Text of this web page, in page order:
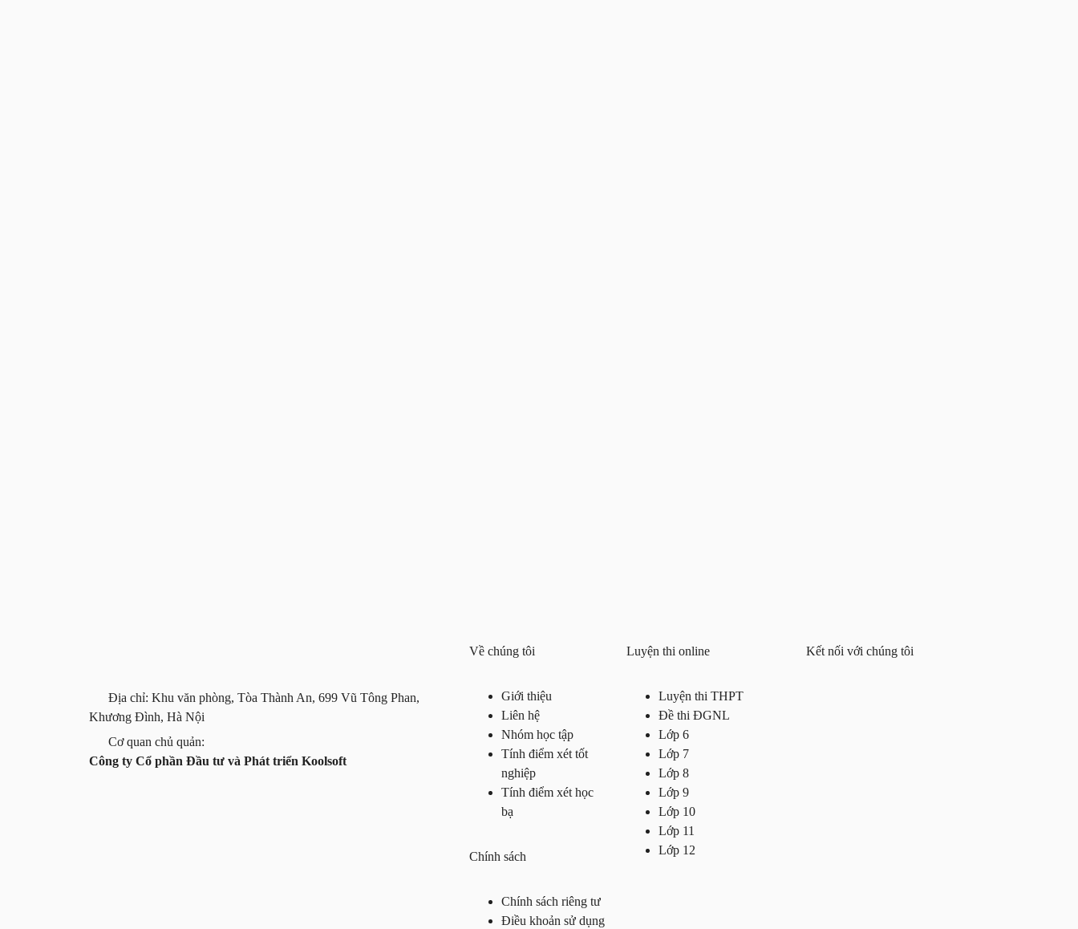
Địa chỉ: Khu văn phòng, Tòa Thành An, 699 Vũ Tông Phan,
Khương Đình, Hà Nội
Cơ quan chủ quản:
Công ty Cổ phần Đầu tư và Phát triển Koolsoft
Về chúng tôi
Giới thiệu
Liên hệ
Nhóm học tập
Tính điểm xét tốt
nghiệp
Tính điểm xét học
bạ
Chính sách
Chính sách riêng tư
Điều khoản sử dụng
Luyện thi online
Luyện thi THPT
Đề thi ĐGNL
Lớp 6
Lớp 7
Lớp 8
Lớp 9
Lớp 10
Lớp 11
Lớp 12
Kết nối với chúng tôi